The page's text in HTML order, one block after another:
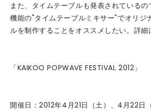
また、タイムテーブルも発表されている
機能の"タイムテーブルミキサー"でオリジ
ルを制作することをオススメしたい。詳細
「KAIKOO POPWAVE FESTIVAL 2012」
開催日：2012年4月21日（土）、4月22日（